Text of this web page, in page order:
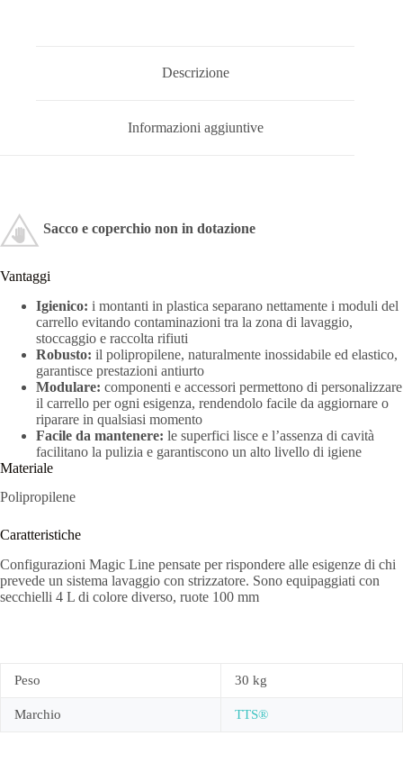
Descrizione
Informazioni aggiuntive
Sacco e coperchio non in dotazione
Vantaggi
Igienico: i montanti in plastica separano nettamente i moduli del
carrello evitando contaminazioni tra la zona di lavaggio,
stoccaggio e raccolta rifiuti
Robusto: il polipropilene, naturalmente inossidabile ed elastico,
garantisce prestazioni antiurto
Modulare: componenti e accessori permettono di personalizzare
il carrello per ogni esigenza, rendendolo facile da aggiornare o
riparare in qualsiasi momento
Facile da mantenere: le superfici lisce e l’assenza di cavità
facilitano la pulizia e garantiscono un alto livello di igiene
Materiale
Polipropilene
Caratteristiche
Configurazioni Magic Line pensate per rispondere alle esigenze di chi
prevede un sistema lavaggio con strizzatore. Sono equipaggiati con
secchielli 4 L di colore diverso, ruote 100 mm
Peso 30 kg
Marchio TTS®